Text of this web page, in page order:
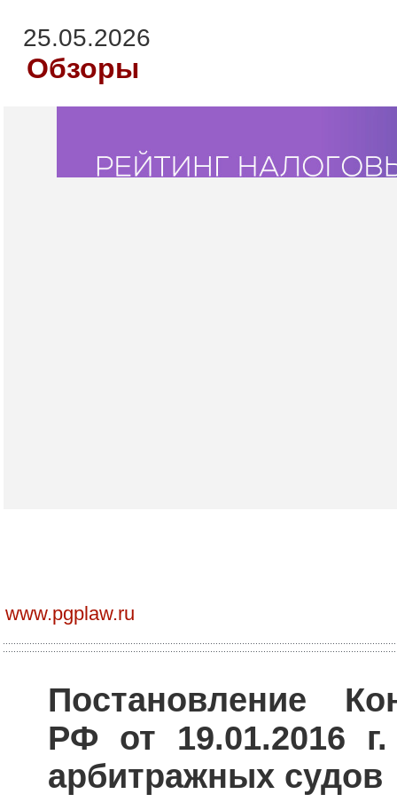
25.05.2026
Обзоры
www.pgplaw.ru
Постановление
РФ от 19.01.2016
арбитражных судов